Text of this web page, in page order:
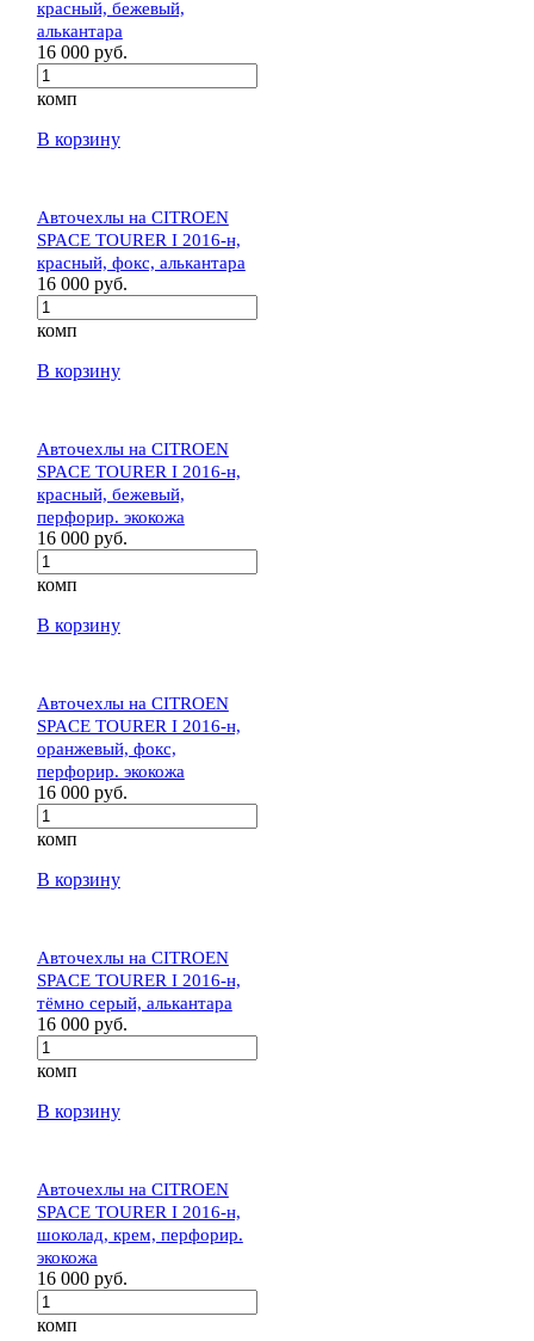
красный, бежевый,
алькантара
16 000 руб.
комп
В корзину
Авточехлы на CITROEN
SPACE TOURER I 2016-н,
красный, фокс, алькантара
16 000 руб.
комп
В корзину
Авточехлы на CITROEN
SPACE TOURER I 2016-н,
красный, бежевый,
перфорир. экокожа
16 000 руб.
комп
В корзину
Авточехлы на CITROEN
SPACE TOURER I 2016-н,
оранжевый, фокс,
перфорир. экокожа
16 000 руб.
комп
В корзину
Авточехлы на CITROEN
SPACE TOURER I 2016-н,
тёмно серый, алькантара
16 000 руб.
комп
В корзину
Авточехлы на CITROEN
SPACE TOURER I 2016-н,
шоколад, крем, перфорир.
экокожа
16 000 руб.
комп